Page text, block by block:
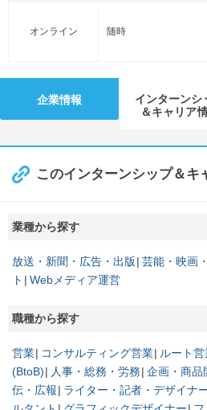
オンライン 随時
企業情報
インターンシ
＆キャリア
このインターンシップ＆キ
業種から探す
放送・新聞・広告・出版 芸能・映画
ト
Webメディア運営
職種から探す
営業 コンサルティング営業 ルート
(BtoB)
人事・総務・労務 企画・商品
伝・広報
ライター・記者・デザイナ